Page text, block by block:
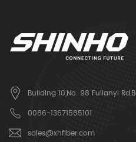
Building 10,No. 98 Fulianyi
0086-13671585101
sales@xhfiber.com